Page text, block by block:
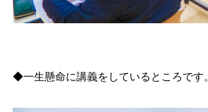
◆一生懸命に講義をしているところです。